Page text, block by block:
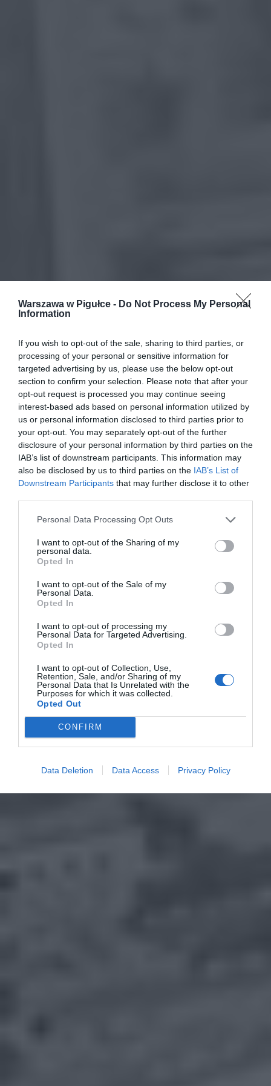
Warszawa w Pigułce - Do Not Process My Personal
Information
If you wish to opt-out of the sale, sharing to third parties, or
processing of your personal or sensitive information for
targeted advertising by us, please use the below opt-out
section to confirm your selection. Please note that after your
opt-out request is processed you may continue seeing
interest-based ads based on personal information utilized by
us or personal information disclosed to third parties prior to
your opt-out. You may separately opt-out of the further
disclosure of your personal information by third parties on the
IAB’s list of downstream participants. This information may
also be disclosed by us to third parties on the IAB’s List of
Downstream Participants that may further disclose it to other
Personal Data Processing Opt Outs
I want to opt-out of the Sharing of my
personal data.
Opted In
I want to opt-out of the Sale of my
Personal Data.
Opted In
I want to opt-out of processing my
Personal Data for Targeted Advertising.
Opted In
I want to opt-out of Collection, Use,
Retention, Sale, and/or Sharing of my
Personal Data that Is Unrelated with the
Purposes for which it was collected.
Opted Out
CONFIRM
Data Deletion Data Access Privacy Policy